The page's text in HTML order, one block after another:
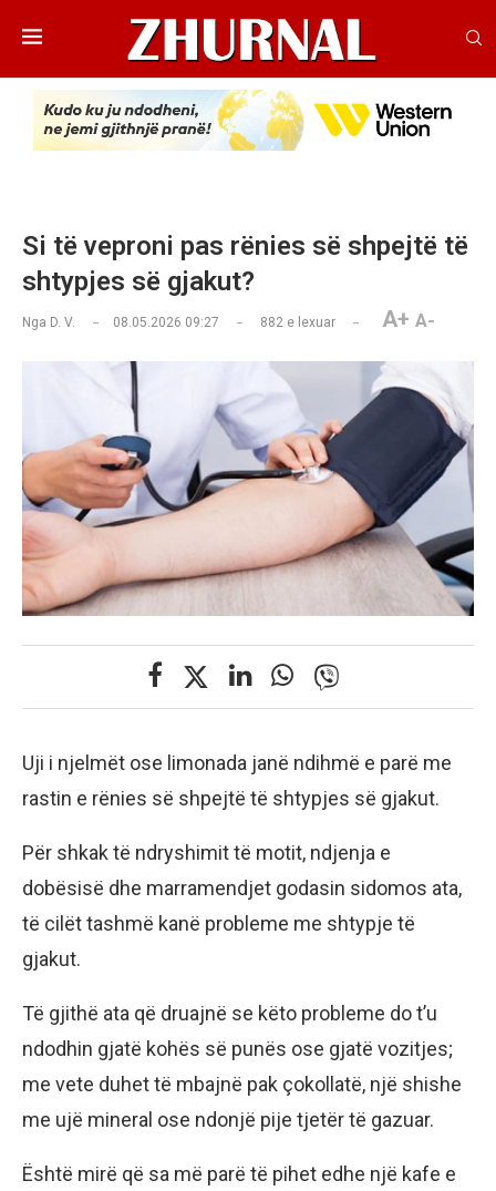
Si të veproni pas rënies së shpejtë të
shtypjes së gjakut?
Nga D. V. 08.05.2026 09:27 882 e lexuar A+ A-
Uji i njelmët ose limonada janë ndihmë e parë me
rastin e rënies së shpejtë të shtypjes së gjakut.
Për shkak të ndryshimit të motit, ndjenja e
dobësisë dhe marramendjet godasin sidomos ata,
të cilët tashmë kanë probleme me shtypje të
gjakut.
Të gjithë ata që druajnë se këto probleme do t’u
ndodhin gjatë kohës së punës ose gjatë vozitjes;
me vete duhet të mbajnë pak çokollatë, një shishe
me ujë mineral ose ndonjë pije tjetër të gazuar.
Është mirë që sa më parë të pihet edhe një kafe e